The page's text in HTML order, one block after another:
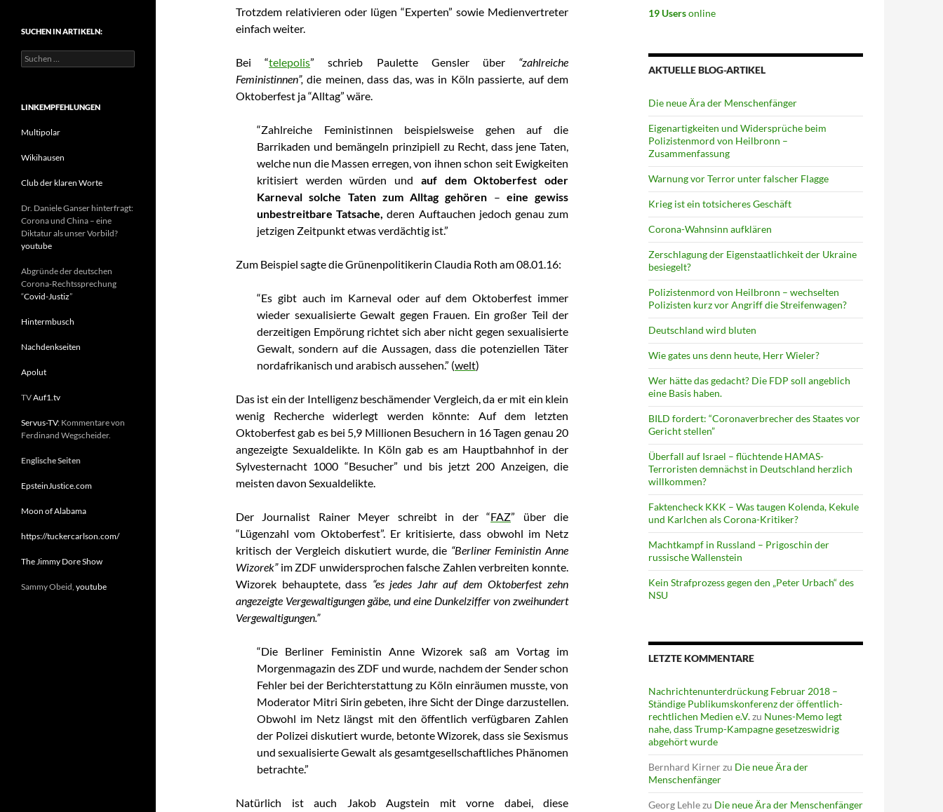
Trotzdem relativieren oder lügen “Experten” sowie Medienvertreter
einfach weiter.
Bei “telepolis” schrieb Paulette Gensler über “zahlreiche
Feministinnen”,die meinen, dass das, was in Köln passierte, auf dem
Oktoberfest ja “Alltag” wäre.
“Zahlreiche Feministinnen beispielsweise gehen auf die
Barrikaden und bemängeln prinzipiell zu Recht, dass jene Taten,
welche nun die Massen erregen, von ihnen schon seit Ewigkeiten
kritisiert werden würden und auf dem Oktoberfest oder
Karneval solche Taten zum Alltag gehören – eine gewiss
unbestreitbare Tatsache, deren Auftauchen jedoch genau zum
jetzigen Zeitpunkt etwas verdächtig ist.”
Zum Beispiel sagte die Grünenpolitikerin Claudia Roth am 08.01.16:
“Es gibt auch im Karneval oder auf dem Oktoberfest immer
wieder sexualisierte Gewalt gegen Frauen. Ein großer Teil der
derzeitigen Empörung richtet sich aber nicht gegen sexualisierte
Gewalt, sondern auf die Aussagen, dass die potenziellen Täter
nordafrikanisch und arabisch aussehen.” (welt)
Das ist ein der Intelligenz beschämender Vergleich, da er mit ein klein
wenig Recherche widerlegt werden könnte: Auf dem letzten
Oktoberfest gab es bei 5,9 Millionen Besuchern in 16 Tagen genau 20
angezeigte Sexualdelikte. In Köln gab es am Hauptbahnhof in der
Sylvesternacht 1000 “Besucher” und bis jetzt 200 Anzeigen, die
meisten davon Sexualdelikte.
Der Journalist Rainer Meyer schreibt in der “FAZ” über die
“Lügenzahl vom Oktoberfest”. Er kritisierte, dass obwohl im Netz
kritisch der Vergleich diskutiert wurde, die “Berliner Feministin Anne
Wizorek”im ZDF unwidersprochen falsche Zahlen verbreiten konnte.
Wizorek behauptete, dass “es jedes Jahr auf dem Oktoberfest zehn
angezeigte Vergewaltigungen gäbe, und eine Dunkelziffer von zweihundert
Vergewaltigungen.”
“Die Berliner Feministin Anne Wizorek saß am Vortag im
Morgenmagazin des ZDF und wurde, nachdem der Sender schon
Fehler bei der Berichterstattung zu Köln einräumen musste, von
Moderator Mitri Sirin gebeten, ihre Sicht der Dinge darzustellen.
Obwohl im Netz längst mit den öffentlich verfügbaren Zahlen
der Polizei diskutiert wurde, betonte Wizorek, dass sie Sexismus
und sexualisierte Gewalt als gesamtgesellschaftliches Phänomen
betrachte.”
Natürlich ist auch Jakob Augstein mit vorne dabei, diese
19 Usersonline
AKTUELLE BLOG-ARTIKEL
Die neue Ära der Menschenfänger
Eigenartigkeiten und Widersprüche beim
Polizistenmord von Heilbronn –
Zusammenfassung
Warnung vor Terror unter falscher Flagge
Krieg ist ein totsicheres Geschäft
Corona-Wahnsinn aufklären
Zerschlagung der Eigenstaatlichkeit der Ukraine
besiegelt?
Polizistenmord von Heilbronn – wechselten
Polizisten kurz vor Angriff die Streifenwagen?
Deutschland wird bluten
Wie gates uns denn heute, Herr Wieler?
Wer hätte das gedacht? Die FDP soll angeblich
eine Basis haben.
BILD fordert: “Coronaverbrecher des Staates vor
Gericht stellen”
Überfall auf Israel – flüchtende HAMAS-
Terroristen demnächst in Deutschland herzlich
willkommen?
Faktencheck KKK – Was taugen Kolenda, Kekule
und Karlchen als Corona-Kritiker?
Machtkampf in Russland – Prigoschin der
russische Wallenstein
Kein Strafprozess gegen den „Peter Urbach“ des
NSU
LETZTE KOMMENTARE
Nachrichtenunterdrückung Februar 2018 –
Ständige Publikumskonferenz der öffentlich-
rechtlichen Medien e.V.zu Nunes-Memo legt
nahe, dass Trump-Kampagne gesetzeswidrig
abgehört wurde
Bernhard Kirnerzu Die neue Ära der
Menschenfänger
Georg Lehlezu Die neue Ära der Menschenfänger
g
SUCHEN IN ARTIKELN:
S
u
e
n
c
:
LINKEMPFEHLUNGEN
Multipolar
Wikihausen
Club der klaren Worte
Dr. Daniele Ganser hinterfragt:
Corona und China – eine
Diktatur als unser Vorbild?
youtube
Abgründe der deutschen
Corona-Rechtssprechung
“Covid-Justiz”
Hintermbusch
Nachdenkseiten
Apolut
TVAuf1.tv
Servus-TV: Kommentare von
Ferdinand Wegscheider.
Englische Seiten
EpsteinJustice.com
Moon of Alabama
https://tuckercarlson.com/
The Jimmy Dore Show
Sammy Obeid, youtube